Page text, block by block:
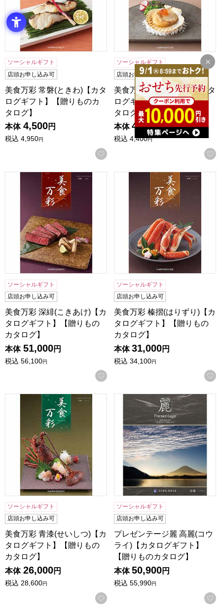
ソーシャルギフト
店頭お申し込み可
美食万彩 常磐(ときわ)【カタ
ログギフト】【贈りものカ
タログ】
本体 4,500円
税込 4,950円
お気に入りに登録する
ソーシャルギフト
店頭お申し込み可
美食万彩 鶯(うぐいす)【カタ
ログギフト】【贈りものカ
タログ】
本体 4,000円
税込 4,400円
美食万彩 深緋(こきあけ)【カタログギフト】【贈りものカタ
ソーシャルギフト
店頭お申し込み可
美食万彩 深緋(こきあけ)【カ
タログギフト】【贈りもの
カタログ】
本体 51,000円
税込 56,100円
お気に入りに登録する
美食万彩 榛摺(はりずり)【
ソーシャルギフト
店頭お申し込み可
美食万彩 榛摺(はりずり)【カ
タログギフト】【贈りもの
カタログ】
本体 31,000円
税込 34,100円
美食万彩 青漆(せいしつ)【カタログギフト】【贈りものカタ
ソーシャルギフト
店頭お申し込み可
美食万彩 青漆(せいしつ)【カ
タログギフト】【贈りもの
カタログ】
本体 26,000円
税込 28,600円
お気に入りに登録する
プレゼンテージ麗 高麗(コウ
ソーシャルギフト
店頭お申し込み可
プレゼンテージ麗 高麗(コウ
ライ)【カタログギフト】
【贈りものカタログ】
本体 50,900円
税込 55,990円